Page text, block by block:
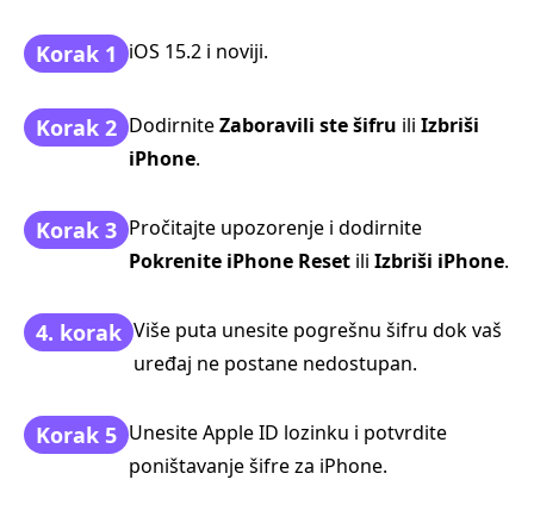
Korak 1 iOS 15.2 i noviji.
Korak 2 DodirniteZaboravili ste šifru ili Izbriši
iPhone.
Korak 3 Pročitajte upozorenje i dodirnite
Pokrenite iPhone Reset ili Izbriši iPhone.
4. korak Više puta unesite pogrešnu šifru dok vaš
uređaj ne postane nedostupan.
Korak 5 Unesite Apple ID lozinku i potvrdite
poništavanje šifre za iPhone.